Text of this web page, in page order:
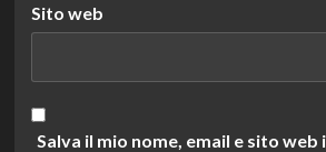
Sito web
Salva il mio nome, email e sito web